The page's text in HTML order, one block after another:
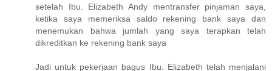
setelah Ibu. Elizabeth Andy mentransfer pinjaman saya,
ketika saya memeriksa saldo rekening bank saya dan
menemukan bahwa jumlah yang saya terapkan telah
dikreditkan ke rekening bank saya
Jadi untuk pekerjaan bagus Ibu. Elizabeth telah menjalani